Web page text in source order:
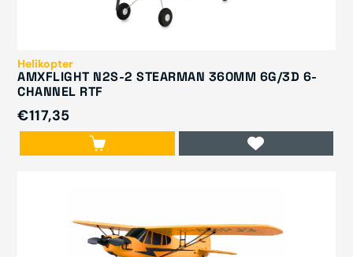
Helikopter
AMXFLIGHT N2S-2 STEARMAN 360MM 6G/3D 6-
CHANNEL RTF
€117,35